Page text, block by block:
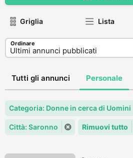
Griglia Lista
Ordinare
Tutti gli annunci Personale
Categoria: Donne in cerca di Uomini
Città: Saronno Rimuovi tutto